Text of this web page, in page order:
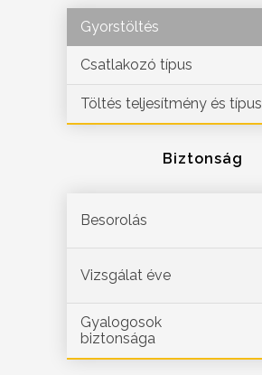
Gyorstöltés
Csatlakozó típus
Töltés teljesítmény és típus
Biztonság
Besorolás
Vizsgálat éve
Gyalogosok
biztonsága